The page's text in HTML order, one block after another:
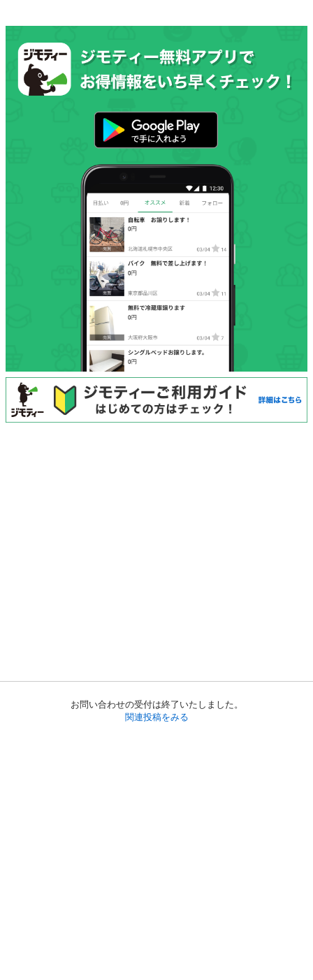
お問い合わせの受付は終了いたしました。
関連投稿をみる